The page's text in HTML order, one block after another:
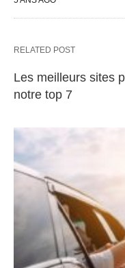
RELATED POST
Les meilleurs sites
notre top 7